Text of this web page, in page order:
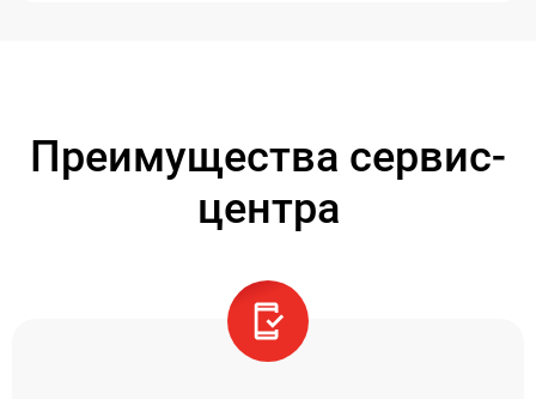
Преимущества сервис-
центра